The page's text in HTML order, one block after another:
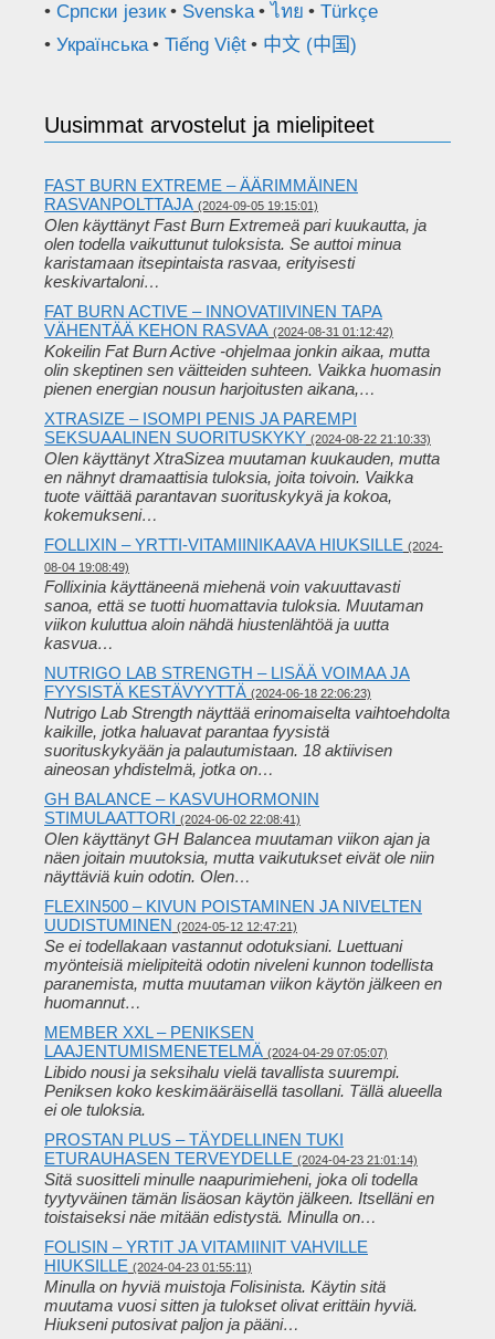
Српски језик
Svenska ไทย
Türkçe
Українська
Tiếng Việt 中文 (中国)
Uusimmat arvostelut ja mielipiteet
FAST BURN EXTREME – ÄÄRIMMÄINEN
RASVANPOLTTAJA (2024-09-05 19:15:01)
Olen käyttänyt Fast Burn Extremeä pari kuukautta, ja
olen todella vaikuttunut tuloksista. Se auttoi minua
karistamaan itsepintaista rasvaa, erityisesti
keskivartaloni…
FAT BURN ACTIVE – INNOVATIIVINEN TAPA
VÄHENTÄÄ KEHON RASVAA (2024-08-31 01:12:42)
Kokeilin Fat Burn Active -ohjelmaa jonkin aikaa, mutta
olin skeptinen sen väitteiden suhteen. Vaikka huomasin
pienen energian nousun harjoitusten aikana,…
XTRASIZE – ISOMPI PENIS JA PAREMPI
SEKSUAALINEN SUORITUSKYKY (2024-08-22 21:10:33)
Olen käyttänyt XtraSizea muutaman kuukauden, mutta
en nähnyt dramaattisia tuloksia, joita toivoin. Vaikka
tuote väittää parantavan suorituskykyä ja kokoa,
kokemukseni…
FOLLIXIN – YRTTI-VITAMIINIKAAVA HIUKSILLE (2024-
08-04 19:08:49)
Follixinia käyttäneenä miehenä voin vakuuttavasti
sanoa, että se tuotti huomattavia tuloksia. Muutaman
viikon kuluttua aloin nähdä hiustenlähtöä ja uutta
kasvua…
NUTRIGO LAB STRENGTH – LISÄÄ VOIMAA JA
FYYSISTÄ KESTÄVYYTTÄ (2024-06-18 22:06:23)
Nutrigo Lab Strength näyttää erinomaiselta vaihtoehdolta
kaikille, jotka haluavat parantaa fyysistä
suorituskykyään ja palautumistaan. 18 aktiivisen
aineosan yhdistelmä, jotka on…
GH BALANCE – KASVUHORMONIN
STIMULAATTORI (2024-06-02 22:08:41)
Olen käyttänyt GH Balancea muutaman viikon ajan ja
näen joitain muutoksia, mutta vaikutukset eivät ole niin
näyttäviä kuin odotin. Olen…
FLEXIN500 – KIVUN POISTAMINEN JA NIVELTEN
UUDISTUMINEN (2024-05-12 12:47:21)
Se ei todellakaan vastannut odotuksiani. Luettuani
myönteisiä mielipiteitä odotin niveleni kunnon todellista
paranemista, mutta muutaman viikon käytön jälkeen en
huomannut…
MEMBER XXL – PENIKSEN
LAAJENTUMISMENETELMÄ (2024-04-29 07:05:07)
Libido nousi ja seksihalu vielä tavallista suurempi.
Peniksen koko keskimääräisellä tasollani. Tällä alueella
ei ole tuloksia.
PROSTAN PLUS – TÄYDELLINEN TUKI
ETURAUHASEN TERVEYDELLE (2024-04-23 21:01:14)
Sitä suositteli minulle naapurimieheni, joka oli todella
tyytyväinen tämän lisäosan käytön jälkeen. Itselläni en
toistaiseksi näe mitään edistystä. Minulla on…
FOLISIN – YRTIT JA VITAMIINIT VAHVILLE
HIUKSILLE (2024-04-23 01:55:11)
Minulla on hyviä muistoja Folisinista. Käytin sitä
muutama vuosi sitten ja tulokset olivat erittäin hyviä.
Hiukseni putosivat paljon ja pääni…